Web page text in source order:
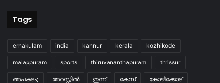
Tags
ernakulam india kannur kerala kozhikode
malappuram sports thiruvananthapuram thrissur
അപകടം; അറസ്റ്റിൽ ഇന്ന് കേസ് കോഴിക്കോട്